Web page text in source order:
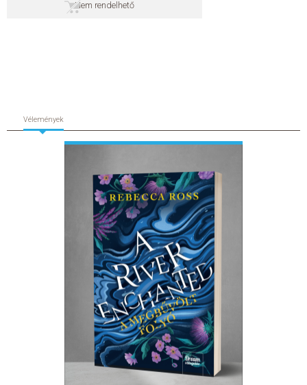
Nem rendelhető
Vélemények
HÍREK
ELŐRENDELHETŐ KIADVÁNYOK
ELŐRENDELÉSI TOPLISTA
ÁLTALÁNOS SZERZŐDÉSI FELTÉTELEK